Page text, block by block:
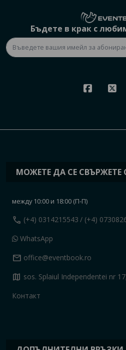
Бъдете в крак с
МОЖЕТЕ ДА СЕ СВЪРЖЕТЕ
между 10:00 и 18:00 (П-П)
call (+4) 0314215543 / (+4)
WhatsApp
mail office@eventbook.ro
map sos. Splaiul Independentei nr
Контакт